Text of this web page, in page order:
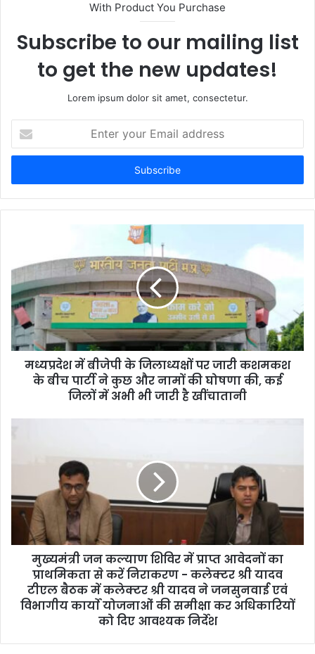
e
With Product You Purchase
Subscribe to our mailing list
to get the new updates!
Lorem ipsum dolor sit amet, consectetur.
t
r
y
a
i
l
a
d
s
मध्यप्रदेश में बीजेपी के जिलाध्यक्षों पर जारी कशमकश
के बीच पार्टी ने कुछ और नामों की घोषणा की, कई
जिलों में अभी भी जारी है खींचातानी
मुख्यमंत्री जन कल्याण शिविर में प्राप्त आवेदनों का
प्राथमिकता से करें निराकरण - कलेक्टर श्री यादव
टीएल बैठक में कलेक्टर श्री यादव ने जनसुनवाई एवं
विभागीय कार्याे योजनाओं की समीक्षा कर अधिकारियों
को दिए आवश्यक निर्देश